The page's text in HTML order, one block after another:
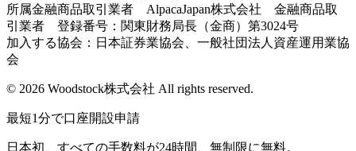
所属金融商品取引業者 AlpacaJapan株式会社 金融商品取
引業者 登録番号：関東財務局長（金商）第3024号
加入する協会：日本証券業協会、一般社団法人資産運用業協
会
© 2026 Woodstock株式会社 All rights reserved.
最短1分で口座開設申請
日本初、すべての手数料が24時間、無制限に無料。